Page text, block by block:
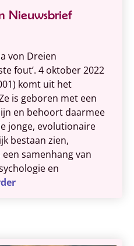
Nieuwsbrief
von Dreien
fout’. 4 oktober 2022
komt uit het
is geboren met een
en behoort daarmee
jonge, evolutionaire
bestaan zien,
samenhang van
en